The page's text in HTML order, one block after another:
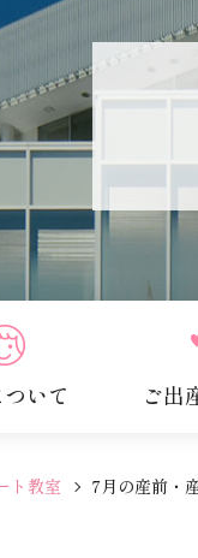
いて ご出
ト教室 7月の産前・